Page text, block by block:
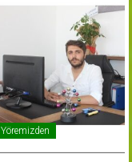
Yöremizden